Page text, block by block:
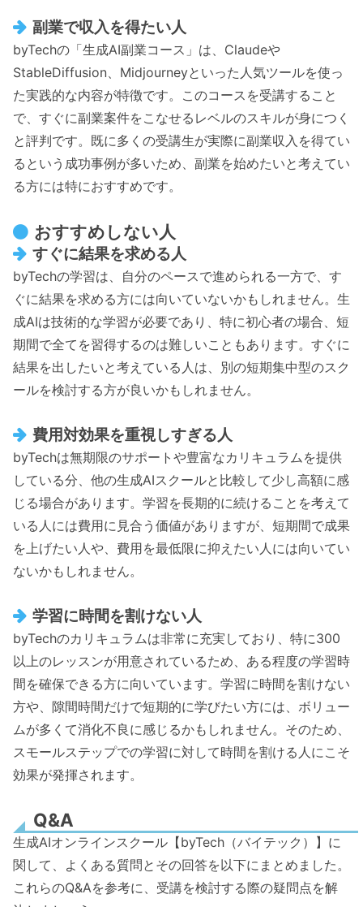
副業で収入を得たい人
byTechの「生成AI副業コース」は、Claudeや
StableDiffusion、Midjourneyといった人気ツールを使っ
た実践的な内容が特徴です。このコースを受講すること
で、すぐに副業案件をこなせるレベルのスキルが身につく
と評判です。既に多くの受講生が実際に副業収入を得てい
るという成功事例が多いため、副業を始めたいと考えてい
る方には特におすすめです。
おすすめしない人
すぐに結果を求める人
byTechの学習は、自分のペースで進められる一方で、す
ぐに結果を求める方には向いていないかもしれません。生
成AIは技術的な学習が必要であり、特に初心者の場合、短
期間で全てを習得するのは難しいこともあります。すぐに
結果を出したいと考えている人は、別の短期集中型のスク
ールを検討する方が良いかもしれません。
費用対効果を重視しすぎる人
byTechは無期限のサポートや豊富なカリキュラムを提供
している分、他の生成AIスクールと比較して少し高額に感
じる場合があります。学習を長期的に続けることを考えて
いる人には費用に見合う価値がありますが、短期間で成果
を上げたい人や、費用を最低限に抑えたい人には向いてい
ないかもしれません。
学習に時間を割けない人
byTechのカリキュラムは非常に充実しており、特に300
以上のレッスンが用意されているため、ある程度の学習時
間を確保できる方に向いています。学習に時間を割けない
方や、隙間時間だけで短期的に学びたい方には、ボリュー
ムが多くて消化不良に感じるかもしれません。そのため、
スモールステップでの学習に対して時間を割ける人にこそ
効果が発揮されます。
Q&A
生成AIオンラインスクール【byTech（バイテック）】に
関して、よくある質問とその回答を以下にまとめました。
これらのQ&Aを参考に、受講を検討する際の疑問点を解